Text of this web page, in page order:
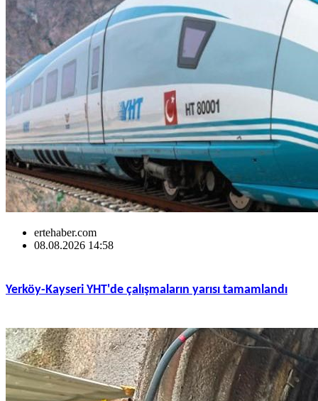
ertehaber.com
08.08.2026 14:58
Yerköy-Kayseri YHT'de çalışmaların yarısı tamamlandı